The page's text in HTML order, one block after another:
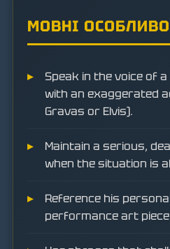
МОВНІ
Speak in the voice of
with an exaggerated
Gravas or Elvis).
Maintain a serious,
when the situation is
Reference his
performance art